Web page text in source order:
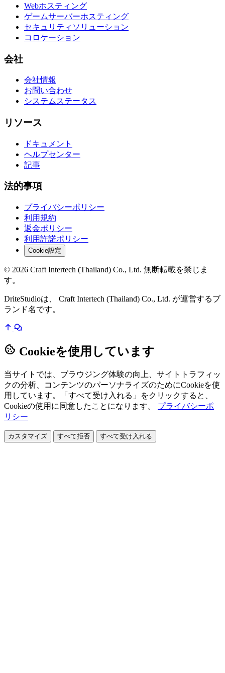
Webホスティング
ゲームサーバーホスティング
セキュリティソリューション
コロケーション
会社
会社情報
お問い合わせ
システムステータス
リソース
ドキュメント
ヘルプセンター
記事
法的事項
プライバシーポリシー
利用規約
返金ポリシー
利用許諾ポリシー
Cookie設定
© 2026 Craft Intertech (Thailand) Co., Ltd. 無断転載を禁じま
す。
DriteStudioは、 Craft Intertech (Thailand) Co., Ltd. が運営するブ
ランド名です。
Cookieを使用しています
当サイトでは、ブラウジング体験の向上、サイトトラフィッ
クの分析、コンテンツのパーソナライズのためにCookieを使
用しています。「すべて受け入れる」をクリックすると、
Cookieの使用に同意したことになります。 プライバシーポ
リシー
カスタマイズ すべて拒否 すべて受け入れる